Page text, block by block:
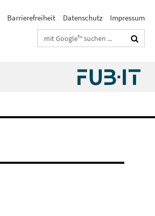
Barrierefreiheit Datenschutz
Impressum
Suchbegriffe